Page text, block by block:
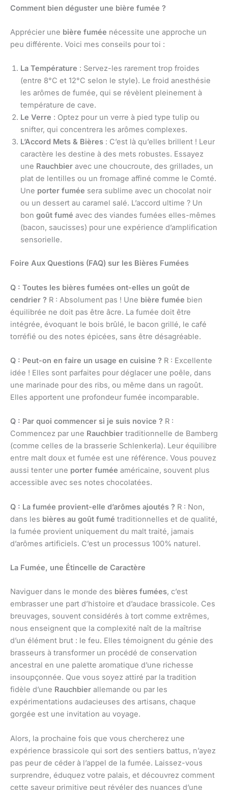
Comment bien déguster une bière fumée ?
Apprécier une bière fumée nécessite une approche un
peu différente. Voici mes conseils pour toi :
La Température : Servez-les rarement trop froides
(entre 8°C et 12°C selon le style). Le froid anesthésie
les arômes de fumée, qui se révèlent pleinement à
température de cave.
Le Verre : Optez pour un verre à pied type tulip ou
snifter, qui concentrera les arômes complexes.
L’Accord Mets & Bières : C’est là qu’elles brillent ! Leur
caractère les destine à des mets robustes. Essayez
une Rauchbier avec une choucroute, des grillades, un
plat de lentilles ou un fromage affiné comme le Comté.
Une porter fumée sera sublime avec un chocolat noir
ou un dessert au caramel salé. L’accord ultime ? Un
bon goût fumé avec des viandes fumées elles-mêmes
(bacon, saucisses) pour une expérience d’amplification
sensorielle.
Foire Aux Questions (FAQ) sur les Bières Fumées
Q : Toutes les bières fumées ont-elles un goût de
cendrier ? R : Absolument pas ! Une bière fumée bien
équilibrée ne doit pas être âcre. La fumée doit être
intégrée, évoquant le bois brûlé, le bacon grillé, le café
torréfié ou des notes épicées, sans être désagréable.
Q : Peut-on en faire un usage en cuisine ? R : Excellente
idée ! Elles sont parfaites pour déglacer une poêle, dans
une marinade pour des ribs, ou même dans un ragoût.
Elles apportent une profondeur fumée incomparable.
Q : Par quoi commencer si je suis novice ? R :
Commencez par une Rauchbier traditionnelle de Bamberg
(comme celles de la brasserie Schlenkerla). Leur équilibre
entre malt doux et fumée est une référence. Vous pouvez
aussi tenter une porter fumée américaine, souvent plus
accessible avec ses notes chocolatées.
Q : La fumée provient-elle d’arômes ajoutés ? R : Non,
dans les bières au goût fumé traditionnelles et de qualité,
la fumée provient uniquement du malt traité, jamais
d’arômes artificiels. C’est un processus 100% naturel.
La Fumée, une Étincelle de Caractère
Naviguer dans le monde des bières fumées, c’est
embrasser une part d’histoire et d’audace brassicole. Ces
breuvages, souvent considérés à tort comme extrêmes,
nous enseignent que la complexité naît de la maîtrise
d’un élément brut : le feu. Elles témoignent du génie des
brasseurs à transformer un procédé de conservation
ancestral en une palette aromatique d’une richesse
insoupçonnée. Que vous soyez attiré par la tradition
fidèle d’une Rauchbier allemande ou par les
expérimentations audacieuses des artisans, chaque
gorgée est une invitation au voyage.
Alors, la prochaine fois que vous chercherez une
expérience brassicole qui sort des sentiers battus, n’ayez
pas peur de céder à l’appel de la fumée. Laissez-vous
surprendre, éduquez votre palais, et découvrez comment
cette saveur primitive peut révéler des nuances d’une